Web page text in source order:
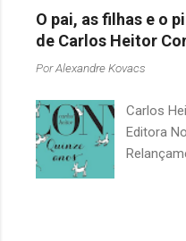
a uma
antipatia
como
obras, já
O pai, as filhas e o
de Carlos Heitor
PorAlexandre Kovacs
Carlos
Editora
com